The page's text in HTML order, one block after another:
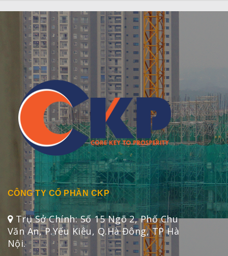
CÔNG TY CỔ PHẦN CKP
Trụ Sở Chính: Số 15 Ngõ 2, Phố Chu
Văn An, P.Yếu Kiêu, Q.Hà Đông, TP Hà
Nội.